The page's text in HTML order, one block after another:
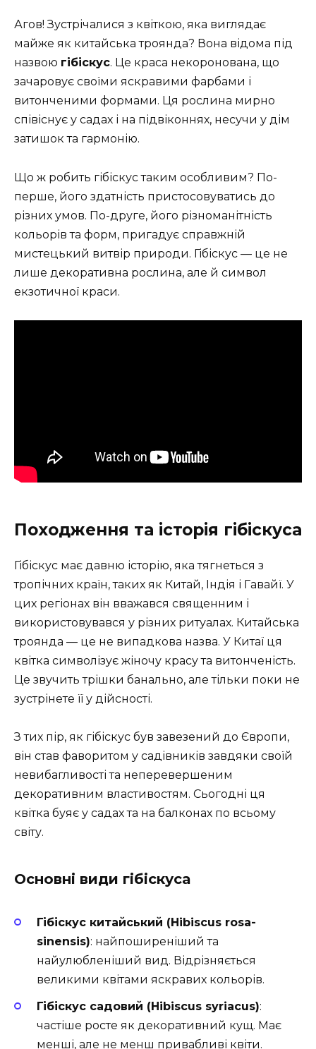
Агов! Зустрічалися з квіткою, яка виглядає
майже як китайська троянда? Вона відома під
назвою гібіскус. Це краса некоронована, що
зачаровує своїми яскравими фарбами і
витонченими формами. Ця рослина мирно
співіснує у садах і на підвіконнях, несучи у дім
затишок та гармонію.
Що ж робить гібіскус таким особливим? По-
перше, його здатність пристосовуватись до
різних умов. По-друге, його різноманітність
кольорів та форм, пригадує справжній
мистецький витвір природи. Гібіскус — це не
лише декоративна рослина, але й символ
екзотичної краси.
Походження та історія гібіскуса
Гібіскус має давню історію, яка тягнеться з
тропічних країн, таких як Китай, Індія і Гавайї. У
цих регіонах він вважався священним і
використовувався у різних ритуалах. Китайська
троянда — це не випадкова назва. У Китаї ця
квітка символізує жіночу красу та витонченість.
Це звучить трішки банально, але тільки поки не
зустрінете її у дійсності.
З тих пір, як гібіскус був завезений до Європи,
він став фаворитом у садівників завдяки своїй
невибагливості та неперевершеним
декоративним властивостям. Сьогодні ця
квітка буяє у садах та на балконах по всьому
світу.
Основні види гібіскуса
Гібіскус китайський (Hibiscus rosa-
sinensis): найпоширеніший та
найулюбленіший вид. Відрізняється
великими квітами яскравих кольорів.
Гібіскус садовий (Hibiscus syriacus):
частіше росте як декоративний кущ. Має
менші, але не менш привабливі квіти.